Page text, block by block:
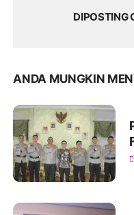
DIPOSTING
ANDA MUNGKIN